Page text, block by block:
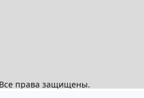
Все права защищены.